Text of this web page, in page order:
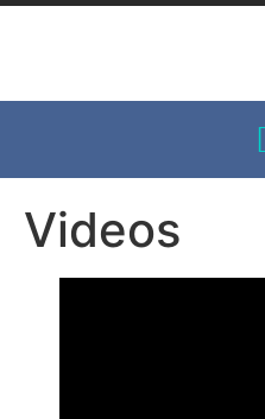
Videos